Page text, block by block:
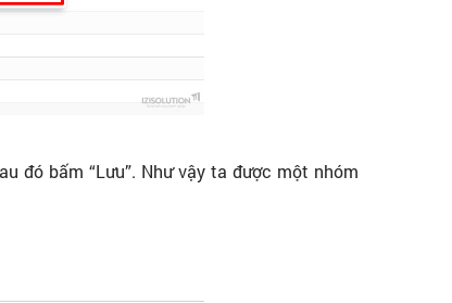
đó bấm “Lưu”. Như vậy ta được một nhóm